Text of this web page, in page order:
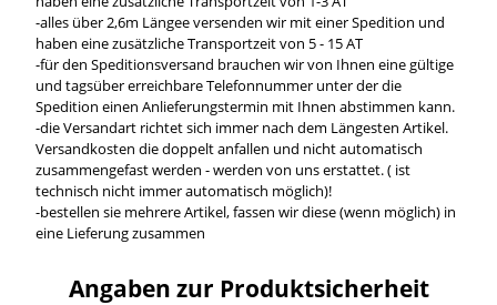
-alles über 2,6m Längee versenden wir mit einer Spedition und
haben eine zusätzliche Transportzeit von 5 - 15 AT
-für den Speditionsversand brauchen wir von Ihnen eine gültige
und tagsüber erreichbare Telefonnummer unter der die
Spedition einen Anlieferungstermin mit Ihnen abstimmen kann.
-die Versandart richtet sich immer nach dem Längesten Artikel.
Versandkosten die doppelt anfallen und nicht automatisch
zusammengefast werden - werden von uns erstattet. ( ist
technisch nicht immer automatisch möglich)!
-bestellen sie mehrere Artikel, fassen wir diese (wenn möglich) in
eine Lieferung zusammen
Angaben zur Produktsicherheit